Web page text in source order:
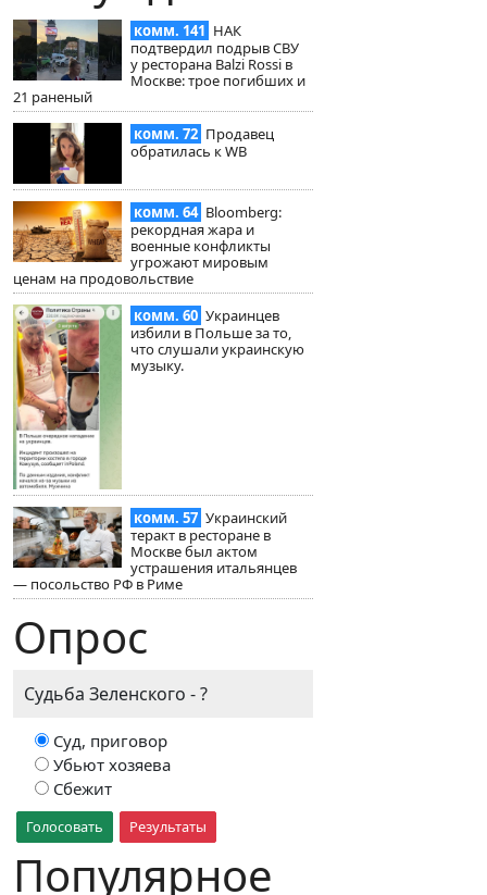
комм. 141 НАК
подтвердил подрыв СВУ
у ресторана Balzi Rossi в
Москве: трое погибших и
21 раненый
комм. 72 Продавец
обратилась к WB
комм. 64 Bloomberg:
рекордная жара и
военные конфликты
угрожают мировым
ценам на продовольствие
комм. 60 Украинцев
избили в Польше за то,
что слушали украинскую
музыку.
комм. 57 Украинский
теракт в ресторане в
Москве был актом
устрашения итальянцев
— посольство РФ в Риме
Опрос
Судьба Зеленского - ?
Суд, приговор
Убьют хозяева
Сбежит
Голосовать Результаты
Популярное